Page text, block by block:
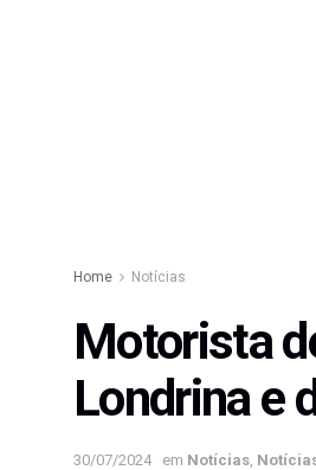
Home Notícias
Motorista
Londrina e
30/07/2024 em Notícias